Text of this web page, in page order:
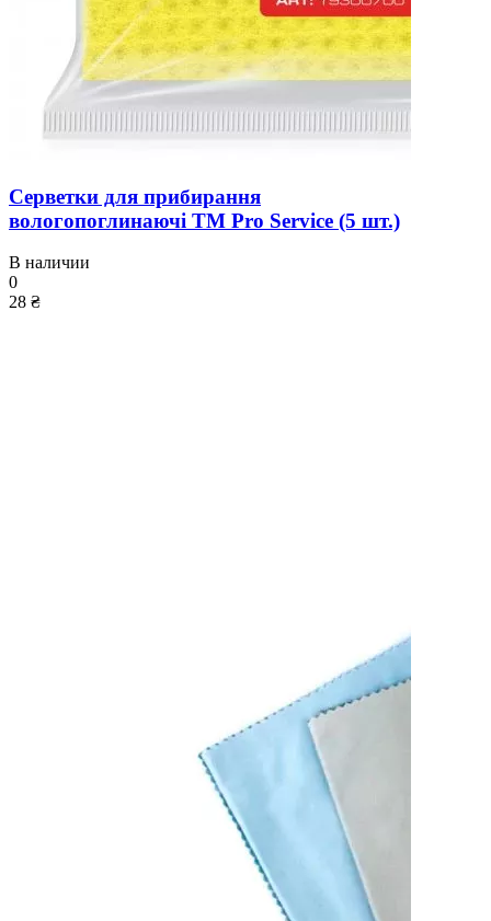
Серветки для прибирання
вологопоглинаючі ТМ Pro Service (5 шт.)
В наличии
0
28 ₴